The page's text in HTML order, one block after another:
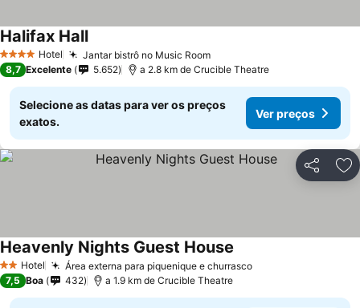
4 EstrelasHotel Jantar bistrô no Music RoomVer preços
Halifax HallVer preços
8,7 Excelente 5.652 a 2.8 km de Crucible Theatre
Selecione as datas para ver os preços
exatos.
Ver preços
Partilhar
2 Estrelas
Hotel Área externa para piquenique e churrascoVer preços
Heavenly Nights Guest House
7,5 Boa 432 a 1.9 km de Crucible Theatre